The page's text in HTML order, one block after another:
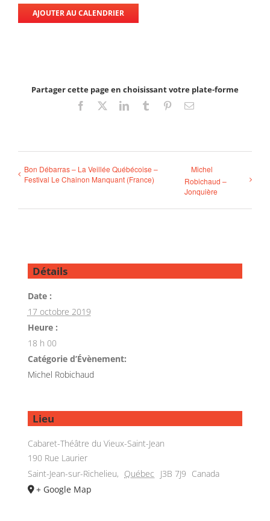
AJOUTER AU CALENDRIER
Partager cette page en choisissant votre plate-forme
Facebook LinkedInTumblr PinterestEmail
Bon Débarras – La Veillée Québécoise –
Festival Le Chainon Manquant (France)
Michel
Robichaud –
Jonquière
Détails
Date :
17 octobre 2019
Heure :
18 h 00
Catégorie d’Évènement:
Michel Robichaud
Lieu
Cabaret-Théâtre du Vieux-Saint-Jean
190 Rue Laurier
Saint-Jean-sur-Richelieu, Québec J3B 7J9 Canada
+ Google Map